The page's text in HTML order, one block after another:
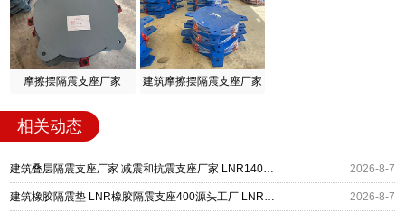
摩擦摆隔震支座厂家 建筑摩擦摆隔震支座厂家
相关动态
建筑叠层隔震支座厂家 减震和抗震支座厂家 LNR1400隔震支座厂家 2026-8-7
建筑橡胶隔震垫 LNR橡胶隔震支座400源头工厂 LNR橡胶隔震支座900(II型) 2026-8-7